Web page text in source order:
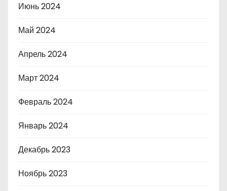
Июнь 2024
Май 2024
Апрель 2024
Март 2024
Февраль 2024
Январь 2024
Декабрь 2023
Ноябрь 2023